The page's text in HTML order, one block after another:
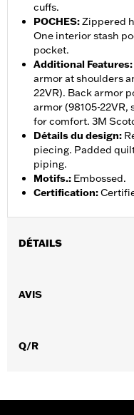
cuffs.
POCHES:Zippered
One interior stash
pocket.
Additional Features:
armor at shoulders
22VR). Back armor
armor (98105-
for comfort. 3M
Détails du design:
piecing. Padded
piping.
Motifs.: Embossed.
Certification:
DÉTAILS
Collection:
zippées
Technology:Action Back,
AVIS
Q/R